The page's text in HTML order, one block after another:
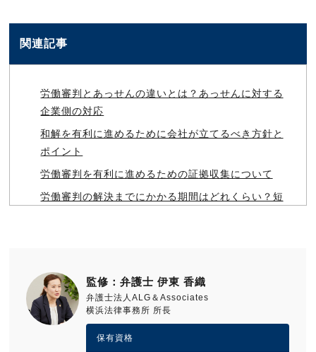
関連記事
労働審判とあっせんの違いとは？あっせんに対する
企業側の対応
和解を有利に進めるために会社が立てるべき方針と
ポイント
労働審判を有利に進めるための証拠収集について
労働審判の解決までにかかる期間はどれくらい？短
労働審判制度の解決金の相場について
答弁書を書くうえでのポイントについて解説
申し立てがあった場合の会社側の対応のポイント
労働審判制度の手続の流れ
監修：弁護士 伊東 香織
弁護士法人ALG＆Associates
横浜法律事務所 所長
保有資格